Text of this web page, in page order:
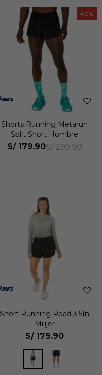
40
Shorts Running Metarun
Split Short Hombre
S/ 179.90S/ 299.90
Short Running Road 3.5In
Mujer
S/ 179.90